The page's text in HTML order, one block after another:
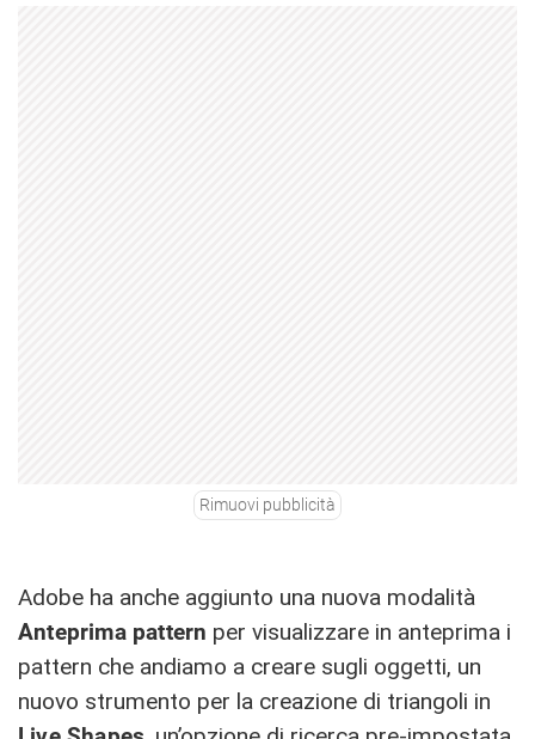
Rimuovi pubblicità
Adobe ha anche aggiunto una nuova modalità
Anteprima pattern per visualizzare in anteprima i
pattern che andiamo a creare sugli oggetti, un
nuovo strumento per la creazione di triangoli in